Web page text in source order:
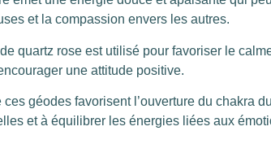
et la compassion envers les autres.
quartz rose est utilisé pour favoriser le
une attitude positive.
ces géodes favorisent l’ouverture du chakra
et à équilibrer les énergies liées aux